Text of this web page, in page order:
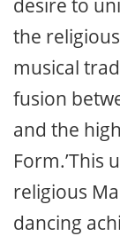
desire to
the
musical
fusion
and the
Form.’This
religious
dancing